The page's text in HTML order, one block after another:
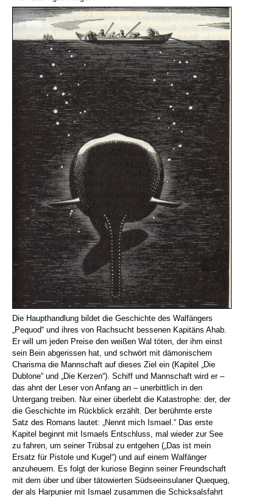
Die Haupthandlung bildet die Geschichte des Walfängers
„Pequod“ und ihres von Rachsucht bessenen Kapitäns Ahab.
Er will um jeden Preise den weißen Wal töten, der ihm einst
sein Bein abgerissen hat, und schwört mit dämonischem
Charisma die Mannschaft auf dieses Ziel ein (Kapitel „Die
Dublone“ und „Die Kerzen“). Schiff und Mannschaft wird er –
das ahnt der Leser von Anfang an – unerbittlich in den
Untergang treiben. Nur einer überlebt die Katastrophe: der, der
die Geschichte im Rückblick erzählt. Der berühmte erste
Satz des Romans lautet: „Nennt mich Ismael.“ Das erste
Kapitel beginnt mit Ismaels Entschluss, mal wieder zur See
zu fahren, um seiner Trübsal zu entgehen („Das ist mein
Ersatz für Pistole und Kugel“) und auf einem Walfänger
anzuheuern. Es folgt der kuriose Beginn seiner Freundschaft
mit dem über und über tätowierten Südseeinsulaner Quequeg,
der als Harpunier mit Ismael zusammen die Schicksalsfahrt